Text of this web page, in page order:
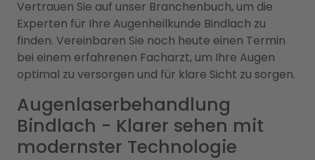
Vertrauen Sie auf unser Branchenbuch, um die
Experten für Ihre Augenheilkunde Bindlach zu
finden. Vereinbaren Sie noch heute einen Termin
bei einem erfahrenen Facharzt, um Ihre Augen
optimal zu versorgen und für klare Sicht zu sorgen.
Augenlaserbehandlung
Bindlach - Klarer sehen mit
modernster Technologie